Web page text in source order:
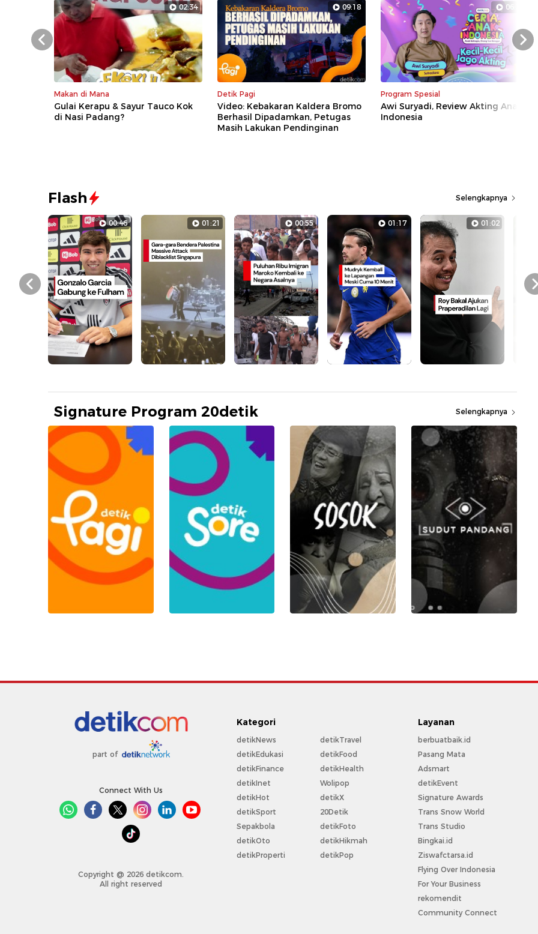
02:34
Makan di Mana
Gulai Kerapu & Sayur Tauco Kok
di Nasi Padang?
09:18
Detik Pagi
Video: Kebakaran Kaldera Bromo
Berhasil Dipadamkan, Petugas
Masih Lakukan Pendinginan
06:35
Program Spesial
Awi Suryadi, Review Akting Anak
Indonesia
Prev Next
Flash Selengkapnya
00:46 01:21 00:55 01:17 01:02
Prev
Signature Program 20detik Selengkapnya
part of
Connect With Us
Copyright @ 2026 detikcom.
All right reserved
Kategori
detikNews
detikEdukasi
detikFinance
detikInet
detikHot
detikSport
Sepakbola
detikOto
detikProperti
detikTravel
detikFood
detikHealth
Wolipop
detikX
20Detik
detikFoto
detikHikmah
detikPop
Layanan
berbuatbaik.id
Pasang Mata
Adsmart
detikEvent
Signature Awards
Trans Snow World
Trans Studio
Bingkai.id
Ziswafctarsa.id
Flying Over Indonesia
For Your Business
rekomendit
Community Connect